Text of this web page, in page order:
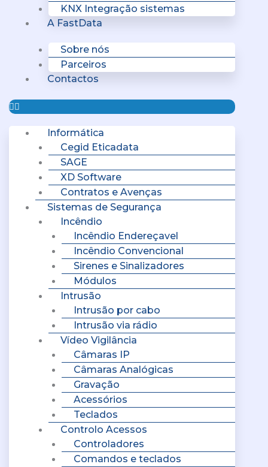
KNX Integração sistemas
A FastData
Sobre nós
Parceiros
Contactos
Informática
Cegid Eticadata
SAGE
XD Software
Contratos e Avenças
Sistemas de Segurança
Incêndio
Incêndio Endereçavel
Incêndio Convencional
Sirenes e Sinalizadores
Módulos
Intrusão
Intrusão por cabo
Intrusão via rádio
Vídeo Vigilância
Câmaras IP
Câmaras Analógicas
Gravação
Acessórios
Teclados
Controlo Acessos
Controladores
Comandos e teclados